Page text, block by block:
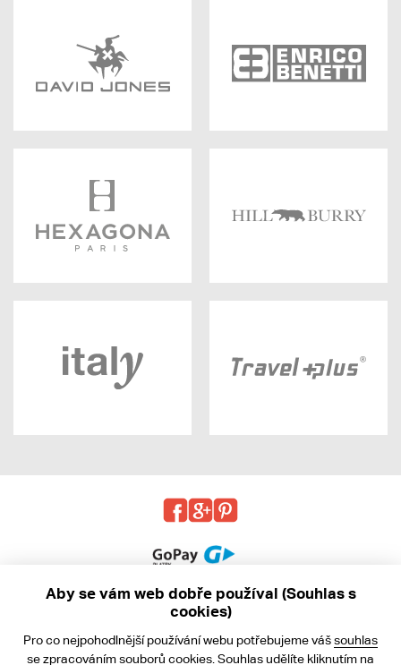
Obchodní podmínky
Aby se vám web dobře používal (Souhlas s
cookies)
Pro co nejpohodlnější používání webu potřebujeme vášsouhlas
se zpracováním souborů cookies. Souhlas udělíte kliknutím na